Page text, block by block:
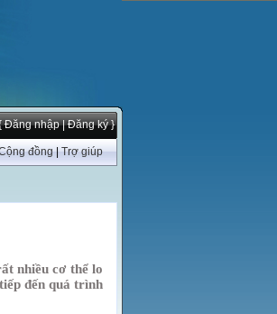
Đăng nhập| Đăng ký }
đồng|Trợ giúp
nhiều cơ thể lo
đến quá trình